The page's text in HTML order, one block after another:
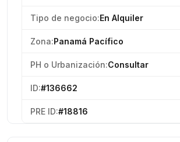
Tipo de negocio:En Alquiler
Zona:Panamá Pacífico
PH o Urbanización:Consultar
ID:#136662
PRE ID:#18816